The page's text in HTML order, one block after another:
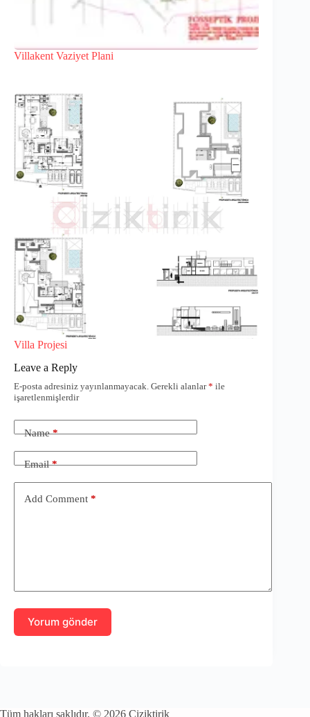
Villakent Vaziyet Plani
Villa Projesi
Leave a Reply
E-posta adresiniz yayınlanmayacak. Gerekli alanlar* ile
işaretlenmişlerdir
Name*
Email*
Add Comment *
Yorum gönder
Tüm hakları saklıdır. © 2026 Çiziktirik